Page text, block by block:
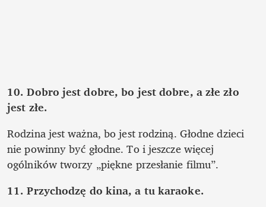
10. Dobro jest dobre, bo jest dobre, a złe zło
jest złe.
Rodzina jest ważna, bo jest rodziną. Głodne dzieci
nie powinny być głodne. To i jeszcze więcej
ogólników tworzy „piękne przesłanie filmu”.
11. Przychodzę do kina, a tu karaoke.